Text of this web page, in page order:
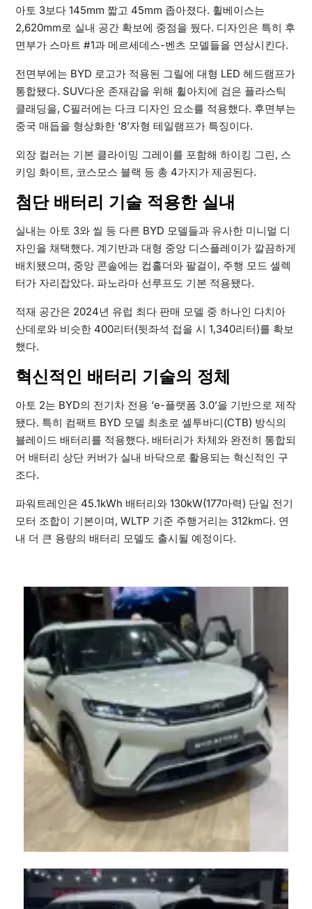
아토 3보다 145mm 짧고 45mm 좁아졌다. 휠베이스는
2,620mm로 실내 공간 확보에 중점을 뒀다. 디자인은 특히 후
면부가 스마트 #1과 메르세데스-벤츠 모델들을 연상시킨다.
전면부에는 BYD 로고가 적용된 그릴에 대형 LED 헤드램프가
통합됐다. SUV다운 존재감을 위해 휠아치에 검은 플라스틱
클래딩을, C필러에는 다크 디자인 요소를 적용했다. 후면부는
중국 매듭을 형상화한 ‘8’자형 테일램프가 특징이다.
외장 컬러는 기본 클라이밍 그레이를 포함해 하이킹 그린, 스
키잉 화이트, 코스모스 블랙 등 총 4가지가 제공된다.
첨단 배터리 기술 적용한 실내
실내는 아토 3와 씰 등 다른 BYD 모델들과 유사한 미니멀 디
자인을 채택했다. 계기반과 대형 중앙 디스플레이가 깔끔하게
배치됐으며, 중앙 콘솔에는 컵홀더와 팔걸이, 주행 모드 셀렉
터가 자리잡았다. 파노라마 선루프도 기본 적용됐다.
적재 공간은 2024년 유럽 최다 판매 모델 중 하나인 다치아
산데로와 비슷한 400리터(뒷좌석 접을 시 1,340리터)를 확보
했다.
혁신적인 배터리 기술의 정체
아토 2는 BYD의 전기차 전용 ‘e-플랫폼 3.0’을 기반으로 제작
됐다. 특히 컴팩트 BYD 모델 최초로 셀투바디(CTB) 방식의
블레이드 배터리를 적용했다. 배터리가 차체와 완전히 통합되
어 배터리 상단 커버가 실내 바닥으로 활용되는 혁신적인 구
조다.
파워트레인은 45.1kWh 배터리와 130kW(177마력) 단일 전기
모터 조합이 기본이며, WLTP 기준 주행거리는 312km다. 연
내 더 큰 용량의 배터리 모델도 출시될 예정이다.